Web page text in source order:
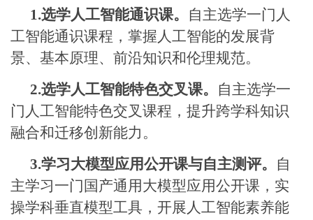
1.选学人工智能通识课。
自主选学一门人
工智能通识课程，掌握人工智能的发展背
景、基本原理、前沿知识和伦理规范。
2.选学人工智能特色交叉课。
自主选学一
门人工智能特色交叉课程，提升跨学科知识
融合和迁移创新能力。
3.学习大模型应用公开课与自主测评。
自
主学习一门国产通用大模型应用公开课，实
操学科垂直模型工具，开展人工智能素养能